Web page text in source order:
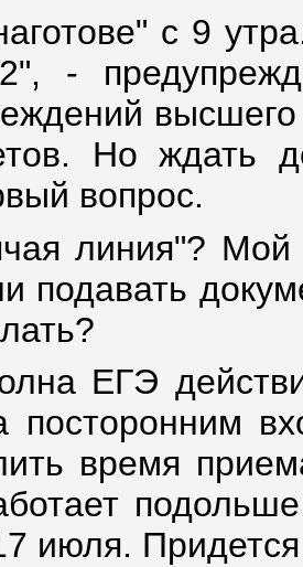
с 9
-
Но ждать
вопрос.
линия"? Мой
подавать
ЕГЭ
посторонним
время
июля. Придется